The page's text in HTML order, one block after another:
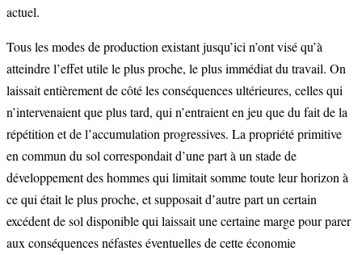
actuel.
Tous les modes de production existant jusqu’ici n’ont visé qu’à
atteindre l’effet utile le plus proche, le plus immédiat du travail. On
laissait entièrement de côté les conséquences ultérieures, celles qui
n’intervenaient que plus tard, qui n’entraient en jeu que du fait de la
répétition et de l’accumulation progressives. La propriété primitive
en commun du sol correspondait d’une part à un stade de
développement des hommes qui limitait somme toute leur horizon à
ce qui était le plus proche, et supposait d’autre part un certain
excédent de sol disponible qui laissait une certaine marge pour parer
aux conséquences néfastes éventuelles de cette économie